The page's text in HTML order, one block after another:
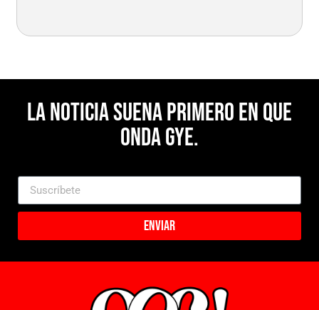
La noticia suena primero en Que
Onda Gye.
Enviar